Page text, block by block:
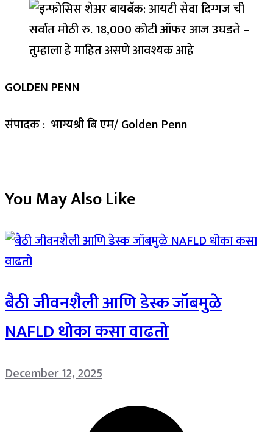
GOLDEN PENN
संपादक : भाग्यश्री बि एम/ Golden Penn
You May Also Like
बैठी जीवनशैली आणि डेस्क जॉबमुळे
NAFLD धोका कसा वाढतो
December 12, 2025